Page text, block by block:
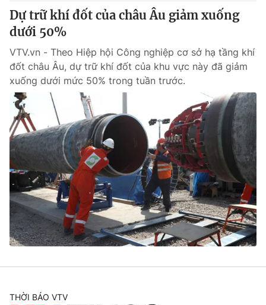
Dự trữ khí đốt của châu Âu giảm xuống
dưới 50%
VTV.vn - Theo Hiệp hội Công nghiệp cơ sở hạ tầng khí
đốt châu Âu, dự trữ khí đốt của khu vực này đã giảm
xuống dưới mức 50% trong tuần trước.
THỜI BÁO VTV